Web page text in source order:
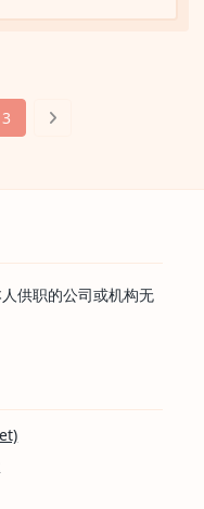
博
客
3
供职的公司或机构无